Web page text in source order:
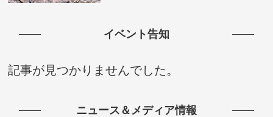
イベント告知
記事が見つかりませんでした。
ニュース＆メディア情報